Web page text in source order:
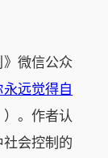
微信公众
永远觉得自
）。作者认
会控制的